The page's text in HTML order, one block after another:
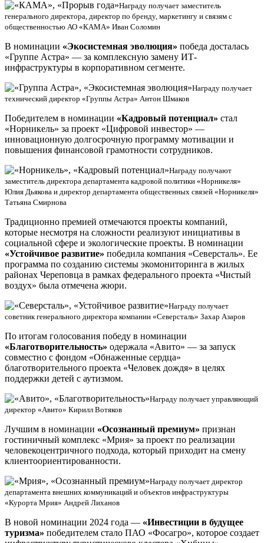
Награду получает заместитель
генерального директора, директор по бренду, маркетингу и связям с
общественностью АО «КАМА» Иван Соломин
В номинации «Экосистемная эволюция» победа досталась
«Группе Астра» — за комплексную замену ИТ-
инфраструктуры в корпоративном сегменте.
Награду получает
технический директор «Группы Астра» Антон Шмаков
Победителем в номинации «Кадровый потенциал» стал
«Норникель» за проект «Цифровой инвестор» —
инновационную долгосрочную программу мотивации и
повышения финансовой грамотности сотрудников.
Награду получают
заместитель директора департамента кадровой политики «Норникеля»
Юлия Дьякова и директор департамента общественных связей «Норникеля»
Татьяна Смирнова
Традиционно премией отмечаются проекты компаний,
которые несмотря на сложности реализуют инициативы в
социальной сфере и экологические проекты. В номинации
«Устойчивое развитие» победила компания «Северсталь». Ее
программа по созданию системы экомониторинга в жилых
районах Череповца в рамках федерального проекта «Чистый
воздух» была отмечена жюри.
Награду получает
советник генерального директора компании «Северсталь» Захар Азаров
По итогам голосования победу в номинации
«Благотворительность» одержала «Авито» — за запуск
совместно с фондом «Обнаженные сердца»
благотворительного проекта «Человек дождя» в целях
поддержки детей с аутизмом.
Награду получает управляющий
директор «Авито» Кирилл Вотяков
Лучшим в номинации «Осознанный премиум» признан
гостиничный комплекс «Мрия» за проект по реализации
человекоцентричного подхода, который приходит на смену
клиентоориентированности.
Награду получает директор
департамента внешних коммуникаций и объектов инфраструктуры
«Курорта Мрия» Андрей Лиханов
В новой номинации 2024 года — «Инвестиции в будущее
туризма» победителем стало ПАО «Фосагро», которое создает